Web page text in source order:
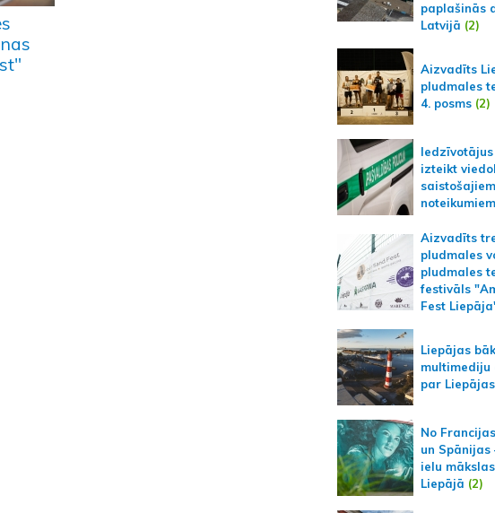
paplašinās
Latvijā (2)
Aizvadīts
pludmales
4. posms (2)
izteikt
saistošajiem
noteikumiem
Aizvadīts
pludmales
pludmales
festivāls
Fest
Liepājas
multimediju
par
No
un Spānijas
ielu
Liepājā (2)